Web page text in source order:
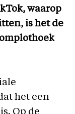
waarop
is het de
het een
Op de